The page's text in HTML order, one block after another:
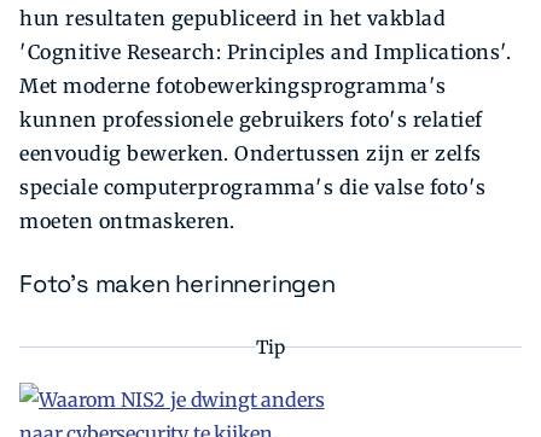
hun resultaten gepubliceerd in het vakblad
′Cognitive Research: Principles and Implications′.
Met moderne fotobewerkingsprogramma′s
kunnen professionele gebruikers foto′s relatief
eenvoudig bewerken. Ondertussen zijn er zelfs
speciale computerprogramma′s die valse foto′s
moeten ontmaskeren.
Foto's maken herinneringen
Tip